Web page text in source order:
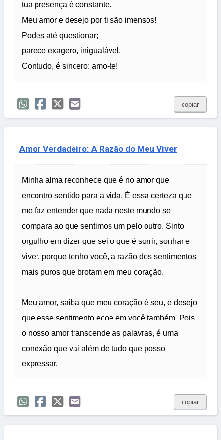
tua presença é constante.
Meu amor e desejo por ti são imensos!
Podes até questionar;
parece exagero, inigualável.
Contudo, é sincero: amo-te!
copiar
Amor Verdadeiro: A Razão do Meu Viver
Minha alma reconhece que é no amor que
encontro sentido para a vida. É essa certeza que
me faz entender que nada neste mundo se
compara ao que sentimos um pelo outro. Sinto
orgulho em dizer que sei o que é sorrir, sonhar e
viver, porque tenho você, a razão dos sentimentos
mais puros que brotam em meu coração.
Meu amor, saiba que meu coração é seu, e desejo
que esse sentimento ecoe em você também. Pois
o nosso amor transcende as palavras, é uma
conexão que vai além de tudo que posso
expressar.
copiar